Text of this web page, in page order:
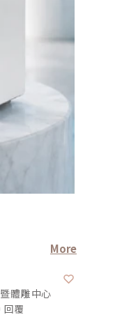
More
體雕中心
回覆